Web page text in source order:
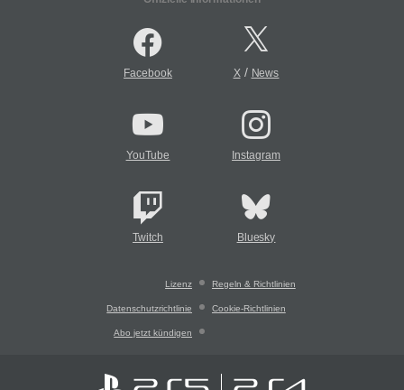
Facebook X/ News
YouTube Instagram
Twitch Bluesky
Lizenz Regeln & Richtlinien
Datenschutzrichtlinie Cookie-Richtlinien
Abo jetzt kündigen